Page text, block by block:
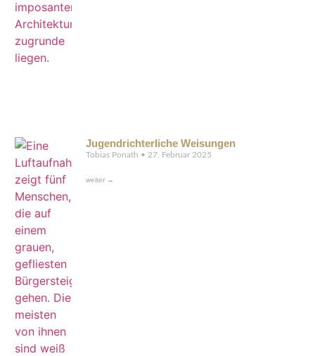
Jugendrichterliche Weisungen
Tobias Ponath 27. Februar 2025
weiter →